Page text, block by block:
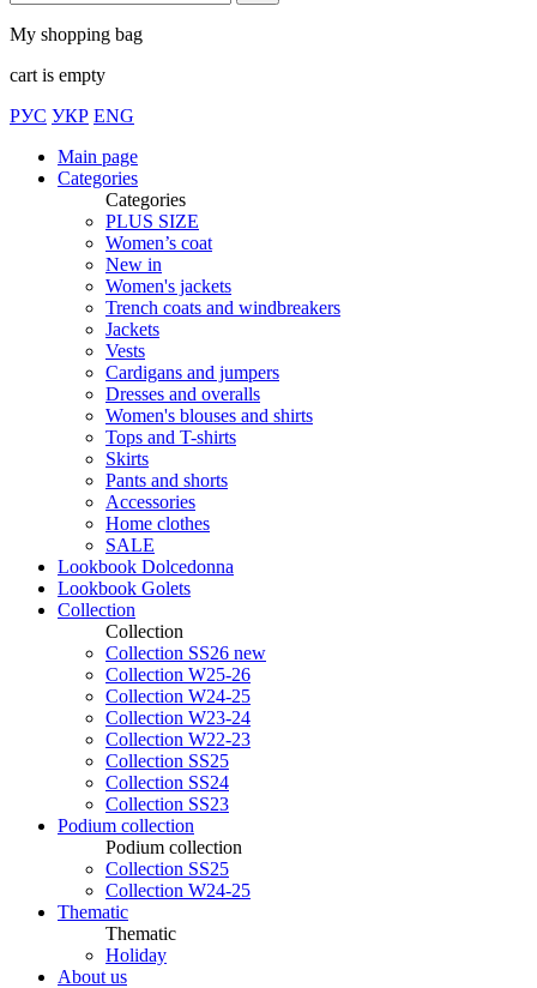
My shopping bag
cart is empty
РУС УКР ENG
Main page
Categories
Categories
PLUS SIZE
Women’s coat
New in
Women's jackets
Trench coats and windbreakers
Jackets
Vests
Cardigans and jumpers
Dresses and overalls
Women's blouses and shirts
Tops and T-shirts
Skirts
Pants and shorts
Accessories
Home clothes
SALE
Lookbook Dolcedonna
Lookbook Golets
Collection
Collection
Collection SS26 new
Collection W25-26
Collection W24-25
Collection W23-24
Collection W22-23
Collection SS25
Collection SS24
Collection SS23
Podium collection
Podium collection
Collection SS25
Collection W24-25
Thematic
Thematic
Holiday
About us